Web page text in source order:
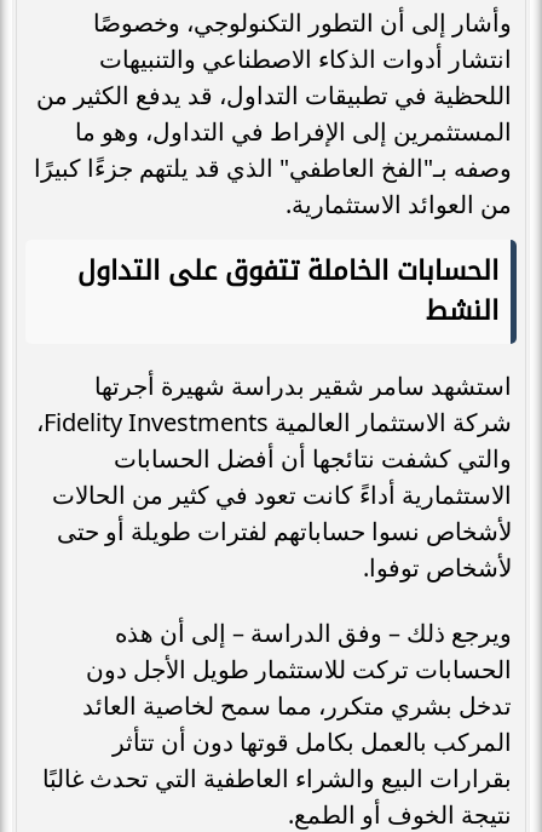
وأشار إلى أن التطور التكنولوجي، وخصوصًا
انتشار أدوات الذكاء الاصطناعي والتنبيهات
اللحظية في تطبيقات التداول، قد يدفع الكثير من
المستثمرين إلى الإفراط في التداول، وهو ما
وصفه بـ"الفخ العاطفي" الذي قد يلتهم جزءًا كبيرًا
من العوائد الاستثمارية.
الحسابات الخاملة تتفوق على التداول
النشط
استشهد سامر شقير بدراسة شهيرة أجرتها
شركة الاستثمار العالمية Fidelity Investments،
والتي كشفت نتائجها أن أفضل الحسابات
الاستثمارية أداءً كانت تعود في كثير من الحالات
لأشخاص نسوا حساباتهم لفترات طويلة أو حتى
لأشخاص توفوا.
ويرجع ذلك – وفق الدراسة – إلى أن هذه
الحسابات تركت للاستثمار طويل الأجل دون
تدخل بشري متكرر، مما سمح لخاصية العائد
المركب بالعمل بكامل قوتها دون أن تتأثر
بقرارات البيع والشراء العاطفية التي تحدث غالبًا
نتيجة الخوف أو الطمع.